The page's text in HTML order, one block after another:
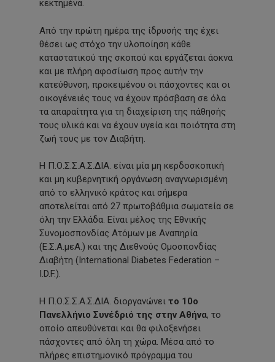
κεκτημένα.
Από την πρώτη ημέρα της ίδρυσής της έχει
θέσει ως στόχο την υλοποίηση κάθε
καταστατικού της σκοπού και εργάζεται άοκνα
και με πλήρη αφοσίωση προς αυτήν την
κατεύθυνση, προκειμένου οι πάσχοντες και οι
οικογένειές τους να έχουν πρόσβαση σε όλα
τα απαραίτητα για τη διαχείριση της πάθησής
τους υλικά και να έχουν υγεία και ποιότητα στη
ζωή τους με τον Διαβήτη.
Η Π.Ο.Σ.Σ.Α.Σ.ΔΙΑ. είναι μία μη κερδοσκοπική
και μη κυβερνητική οργάνωση αναγνωρισμένη
από το ελληνικό κράτος και σήμερα
αποτελείται από 27 πρωτοβάθμια σωματεία σε
όλη την Ελλάδα. Είναι μέλος της Εθνικής
Συνομοσπονδίας Ατόμων με Αναπηρία
(Ε.Σ.Α.μεΑ.) και της Διεθνούς Ομοσπονδίας
Διαβήτη (International Diabetes Federation –
I.D.F.).
Η Π.Ο.Σ.Σ.Α.Σ.ΔΙΑ. διοργανώνει το 10ο
Πανελλήνιο Συνέδριό της στην Αθήνα, το
οποίο απευθύνεται και θα φιλοξενήσει
πάσχοντες από όλη τη χώρα. Μέσα από το
πλήρες επιστημονικό πρόγραμμα του